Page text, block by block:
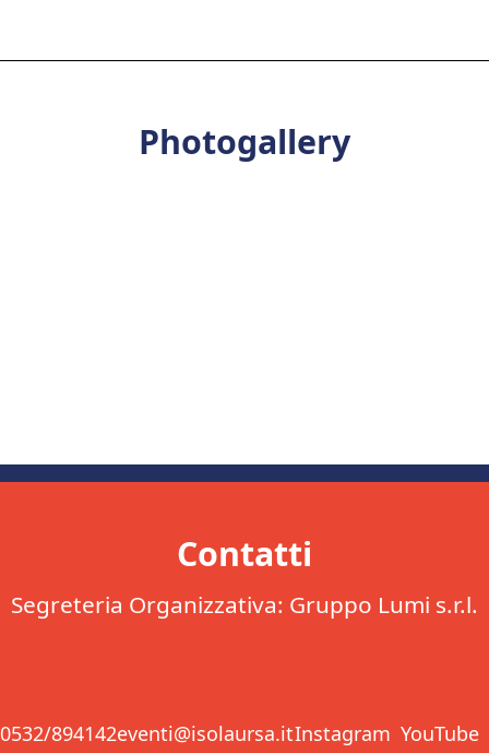
Photogallery
Contatti
Segreteria Organizzativa: Gruppo Lumi s.r.l.
0532/894142eventi@isolaursa.itInstagram YouTube